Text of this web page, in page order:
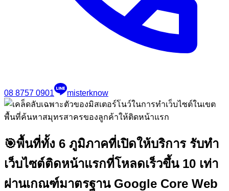
08 8757 0901 misterknow
🎯พื้นที่ทั้ง 6 ภูมิภาคที่เปิดให้บริการ รับทำ
เว็บไซต์ติดหน้าแรกที่โหลดเร็วขึ้น 10 เท่า
ผ่านเกณฑ์มาตรฐาน Google Core Web